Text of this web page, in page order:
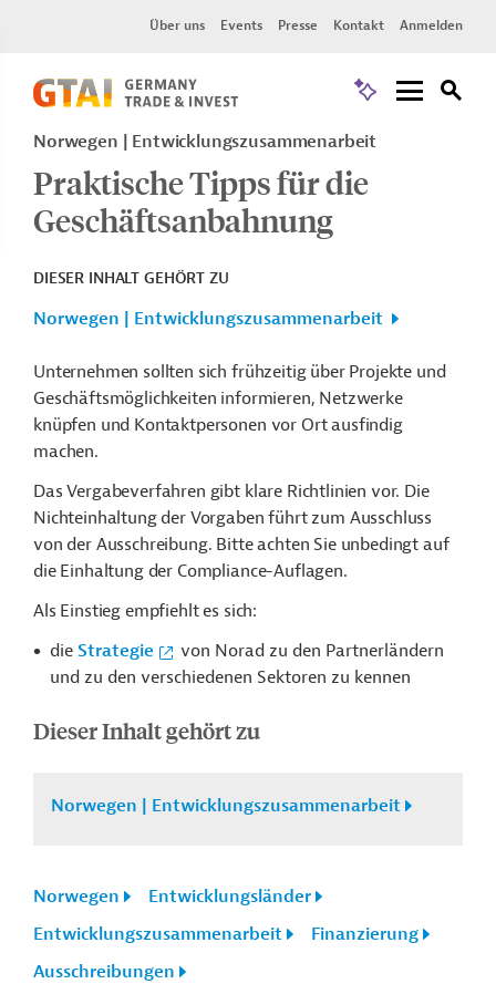
Über uns Events Presse Kontakt Anmelden
Norwegen Entwicklungszusammenarbeit
Praktische Tipps für die
Geschäftsanbahnung
DIESER INHALT GEHÖRT ZU
Norwegen | Entwicklungszusammenarbeit
Unternehmen sollten sich frühzeitig über Projekte und
Geschäftsmöglichkeiten informieren, Netzwerke
knüpfen und Kontaktpersonen vor Ort ausfindig
machen.
Das Vergabeverfahren gibt klare Richtlinien vor. Die
Nichteinhaltung der Vorgaben führt zum Ausschluss
von der Ausschreibung. Bitte achten Sie unbedingt auf
die Einhaltung der Compliance-Auflagen.
Als Einstieg empfiehlt es sich:
die Strategie
von Norad zu den Partnerländern
und zu den verschiedenen Sektoren zu kennen
Dieser Inhalt gehört zu
Norwegen | Entwicklungszusammenarbeit
Norwegen
Entwicklungsländer
Entwicklungszusammenarbeit
Finanzierung
Ausschreibungen